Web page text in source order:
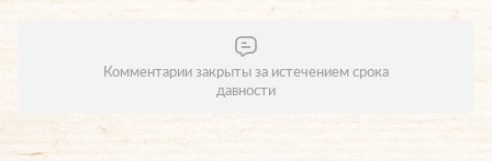
Комментарии закрыты за истечением срока
давности